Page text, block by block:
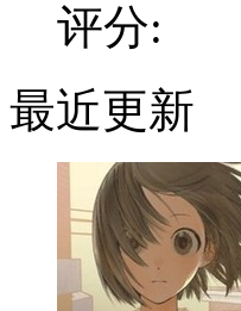
评分:
最近更新